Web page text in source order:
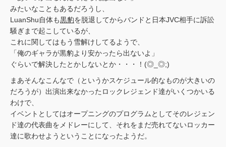
みたいなこともあるだろうし、
LuanShu自体も黒豹を脱退してからバンドと日本JVC相手に訴訟
騒ぎまで起こしているが、
これに関してはもう雪解けしてるようで、
「俺のギャラが黒豹より安かったら出ないよ」
ぐらいで解決したとかしないとか・・・！(◎_◎;)
まあそんなこんなで（というかスケジュール的なものが大きいの
だろうが）出演出来なかったロックレジェンド達がいくつかいる
わけで、
イベントとしてはオープニングのプログラムとしてそのレジェン
ド達の代表曲をメドレーにして、それをまだ売れてないロッカー
達に歌わせようということになったようだ。